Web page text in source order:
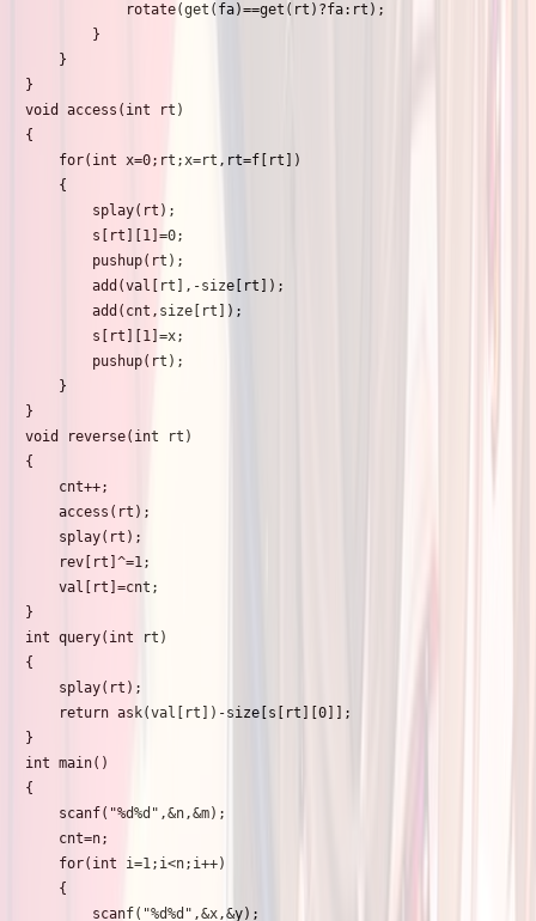
            rotate(get(fa)==get(rt)?fa:rt);
        }
    }
}
void access(int rt)
{
    for(int x=0;rt;x=rt,rt=f[rt])
    {
        splay(rt);
        s[rt][1]=0;
        pushup(rt);
        add(val[rt],-size[rt]);
        add(cnt,size[rt]);
        s[rt][1]=x;
        pushup(rt);
    }
}
void reverse(int rt)
{
    cnt++;
    access(rt);
    splay(rt);
    rev[rt]^=1;
    val[rt]=cnt;
}
int query(int rt)
{
    splay(rt);
    return ask(val[rt])-size[s[rt][0]];
}
int main()
{
    scanf("%d%d",&n,&m);
    cnt=n;
    for(int i=1;i<n;i++)
    {
        scanf("%d%d",&x,&y);